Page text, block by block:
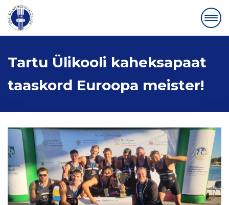
Tartu Ülikooli kaheksapaat
taaskord Euroopa meister!